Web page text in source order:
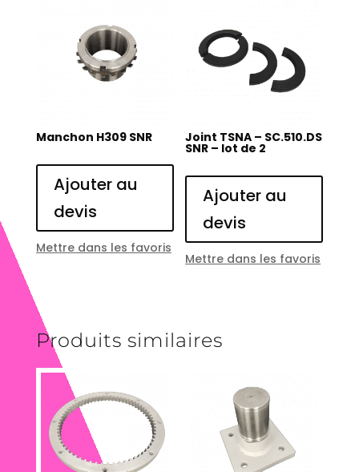
Manchon H309 SNR
Ajouter au
devis
Mettre dans les favoris
Joint TSNA – SC.510.DS
SNR – lot de 2
Ajouter au
devis
Mettre dans les favoris
Produits similaires